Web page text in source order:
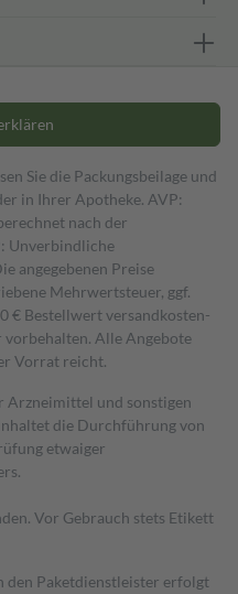
Sie die Packungsbeilage und
in Ihrer Apotheke. AVP:
nach der
Unverbindliche
angegebenen Preise
Mehrwertsteuer, ggf.
€ Bestell­wert versand­kosten­
Alle Angebote
Vorrat reicht.
Arzneimittel und sonstigen
die Durchführung von
etwaiger
Vor Gebrauch stets Etikett
den Paketdienstleister erfolgt